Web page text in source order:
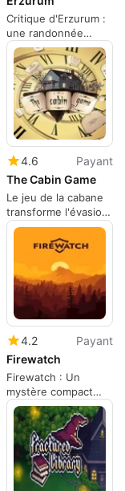
Critique d'Erzurum :
une randonnée
froide axée sur la
survie à travers l'est
de la Turquie
4.6
Payant
The Cabin Game
Le jeu de la cabane
transforme l'évasion
en un horreur
coopérative tendue,
basée sur des cartes
4.2
Payant
Firewatch
Firewatch : Un
mystère compact
axé sur les
personnages dans la
nature du Wyoming